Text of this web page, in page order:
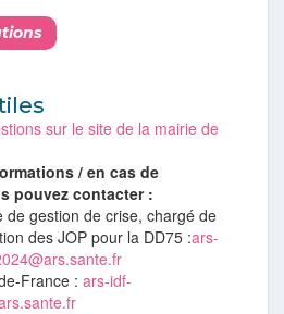
sur le site de la mairie de
/ en cas de
pouvez contacter :
de gestion de crise, chargé de
des JOP pour la DD75 :ars-
de-France :ars-idf-